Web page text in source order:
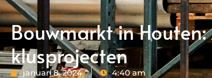
Bouwmarkt in
klusprojecten
januari 8, 2024 4:40 am